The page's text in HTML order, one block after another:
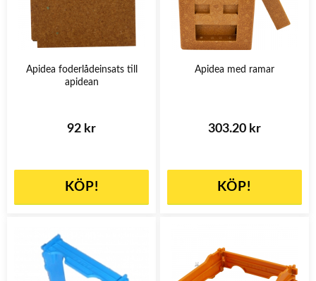
Apidea foderlådeinsats till
apidean
92 kr
KÖP!
Apidea med ramar
303.20 kr
KÖP!